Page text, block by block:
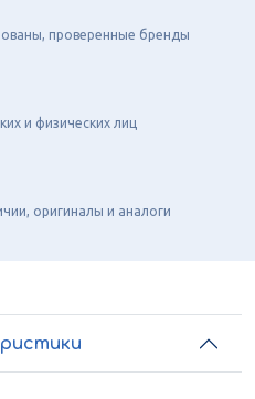
проверенные бренды
и физических лиц
оригиналы и аналоги